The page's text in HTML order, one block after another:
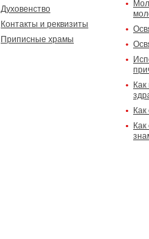
Духовенство
Контакты и реквизиты
Приписные храмы
Как